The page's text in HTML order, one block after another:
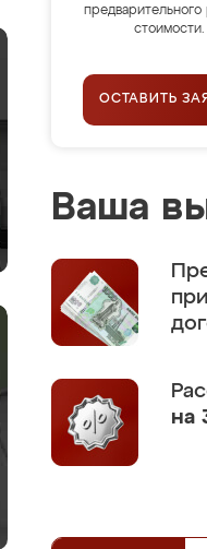
предварительного
стоимости.
ОСТАВИТЬ
Ваша
на